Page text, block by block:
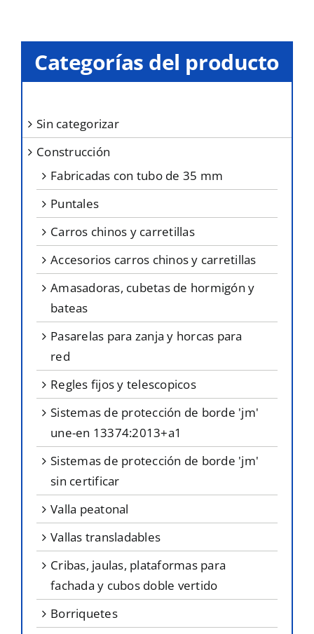
producto
se
en
la
página
de
producto
Categorías del producto
sin categorizar
construcción
fabricadas con tubo de 35 mm
puntales
carros chinos y carretillas
accesorios carros chinos y carretillas
amasadoras, cubetas de hormigón y
bateas
pasarelas para zanja y horcas para
red
regles fijos y telescopicos
sistemas de protección de borde 'jm'
une-en 13374:2013+a1
sistemas de protección de borde 'jm'
sin certificar
valla peatonal
vallas transladables
cribas, jaulas, plataformas para
fachada y cubos doble vertido
borriquetes